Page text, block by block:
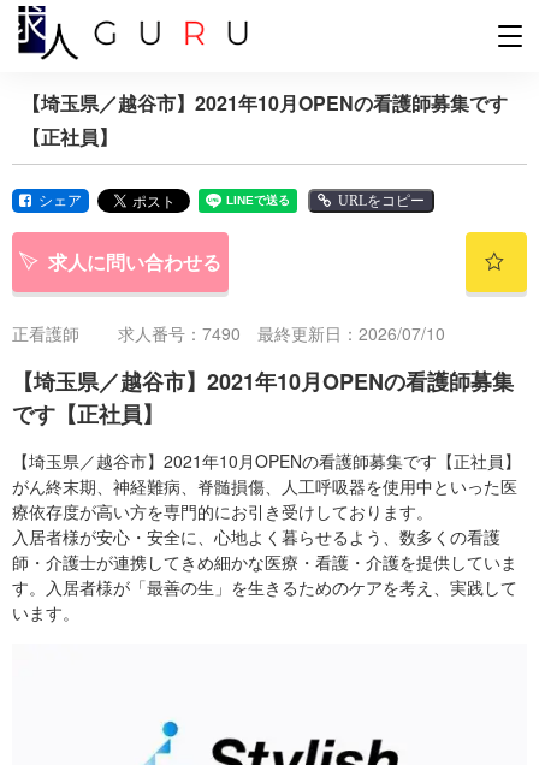
【埼玉県／越谷市】2021年10月OPENの看護師募集です
【正社員】
シェア URLをコピー
求人に問い合わせる
正看護師 求人番号：7490 最終更新日：2026/07/10
【埼玉県／越谷市】2021年10月OPENの看護師募集
です【正社員】
【埼玉県／越谷市】2021年10月OPENの看護師募集です【正社員】
がん終末期、神経難病、脊髄損傷、人工呼吸器を使用中といった医
療依存度が高い方を専門的にお引き受けしております。
入居者様が安心・安全に、心地よく暮らせるよう、数多くの看護
師・介護士が連携してきめ細かな医療・看護・介護を提供していま
す。入居者様が「最善の生」を生きるためのケアを考え、実践して
います。